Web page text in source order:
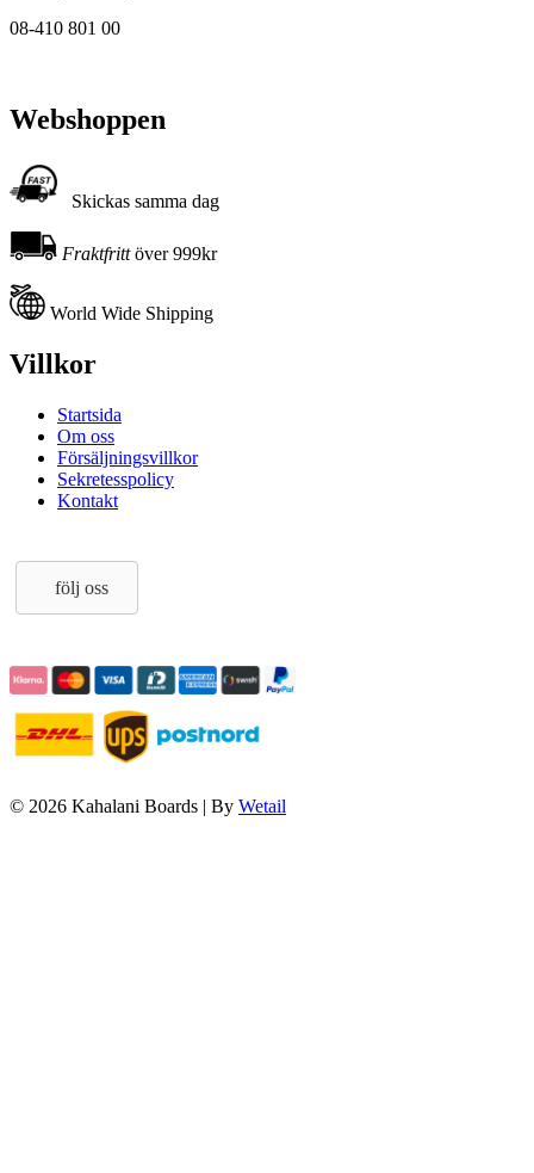
08-410 801 00
Webshoppen
Skickas samma dag
Fraktfrittöver 999kr
World Wide Shipping
Villkor
Startsida
Om oss
Försäljningsvillkor
Sekretesspolicy
Kontakt
följ oss
© 2026 Kahalani Boards | By Wetail